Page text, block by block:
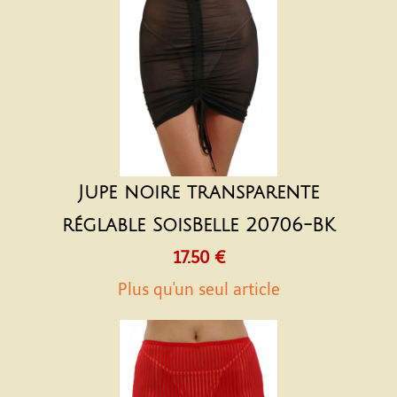
Jupe noire transparente
réglable SoisBelle 20706-BK
17.50 €
Plus qu'un seul article